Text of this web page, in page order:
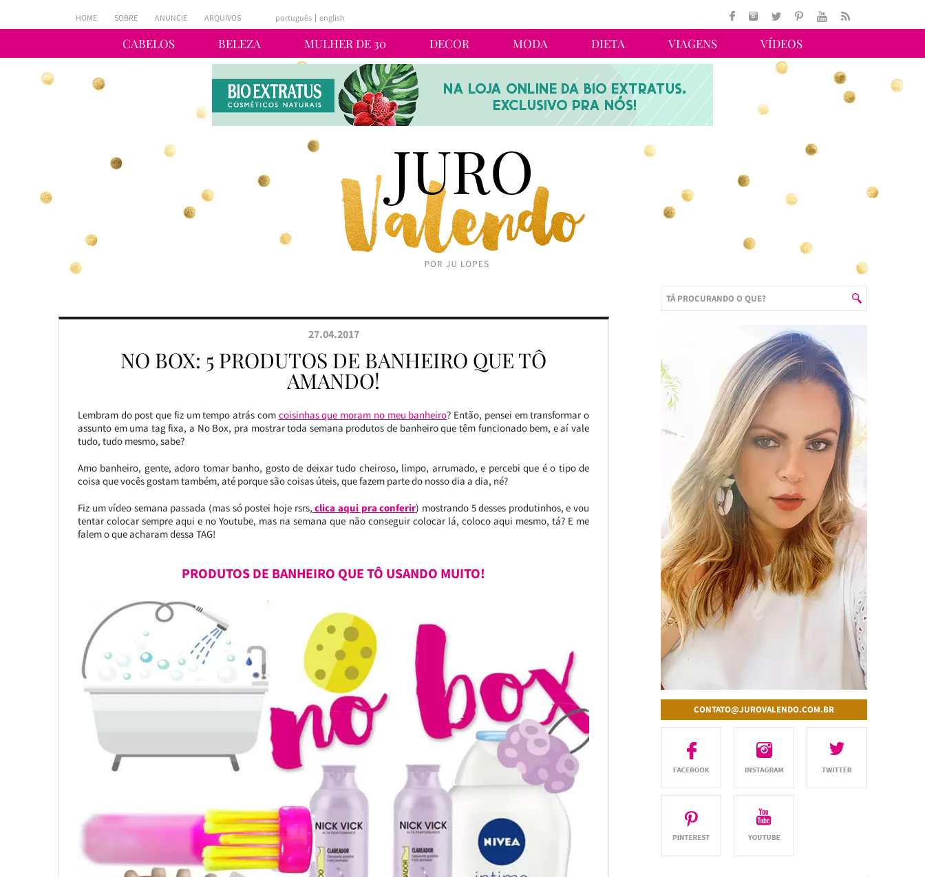
CABELOS BELEZA MULHER DE 30 DECOR MODA DIETA VIAGENS VÍDEOS
HOME SOBRE ANUNCIE ARQUIVOS português english
27.04.2017
NO BOX: 5 PRODUTOS DE BANHEIRO QUE TÔ
AMANDO!
Lembram do post que fiz um tempo atrás com coisinhas que moram no meu banheiro? Então, pensei em transformar o
assunto em uma tag fixa, a No Box, pra mostrar toda semana produtos de banheiro que têm funcionado bem, e aí vale
tudo, tudo mesmo, sabe?
Amo banheiro, gente, adoro tomar banho, gosto de deixar tudo cheiroso, limpo, arrumado, e percebi que é o tipo de
coisa que vocês gostam também, até porque são coisas úteis, que fazem parte do nosso dia a dia, né?
Fiz um vídeo semana passada (mas só postei hoje rsrs, clica aqui pra conferir) mostrando 5 desses produtinhos, e vou
tentar colocar sempre aqui e no Youtube, mas na semana que não conseguir colocar lá, coloco aqui mesmo, tá? E me
falem o que acharam dessa TAG!
PRODUTOS DE BANHEIRO QUE TÔ USANDO MUITO!
CONTATO@JUROVALENDO.COM.BR